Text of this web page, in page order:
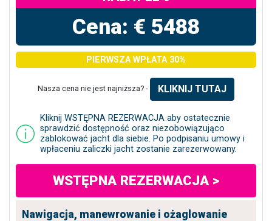
Cena: € 5488
PIERWSZA WPŁATA 30%
Nasza cena nie jest najniższa? - KLIKNIJ TUTAJ
Kliknij WSTĘPNA REZERWACJA aby ostatecznie
sprawdzić dostępność oraz niezobowiązująco
zablokować jacht dla siebie. Po podpisaniu umowy i
wpłaceniu zaliczki jacht zostanie zarezerwowany.
WSTĘPNA REZERWACJA >
Nawigacja, manewrowanie i ożaglowanie